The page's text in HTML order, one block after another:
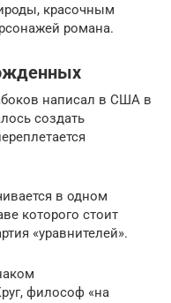
красочным
романа.
написал в США в
создать
в одном
которого стоит
«уравнителей».
философ «на